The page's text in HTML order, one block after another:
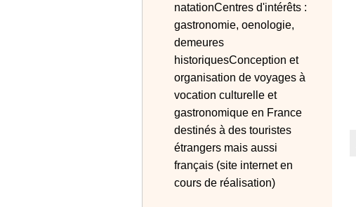
natationCentres d'intérêts :
gastronomie, oenologie,
demeures
historiquesConception et
organisation de voyages à
vocation culturelle et
gastronomique en France
destinés à des touristes
étrangers mais aussi
français (site internet en
cours de réalisation)